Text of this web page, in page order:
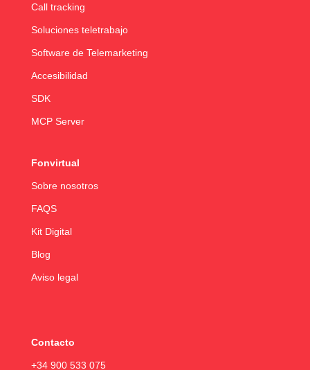
Call tracking
Soluciones teletrabajo
Software de Telemarketing
Accesibilidad
SDK
MCP Server
Fonvirtual
Sobre nosotros
FAQS
Kit Digital
Blog
Aviso legal
Contacto
+34 900 533 075